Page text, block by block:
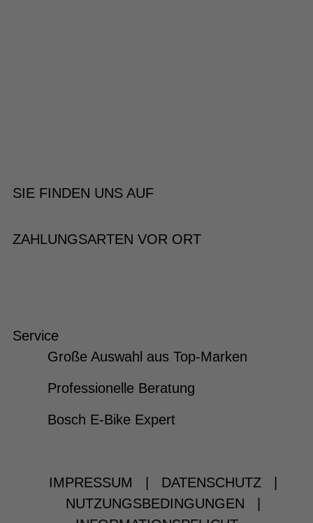
SIE FINDEN UNS AUF
ZAHLUNGSARTEN VOR ORT
Service
Große Auswahl aus Top-Marken
Professionelle Beratung
Bosch E-Bike Expert
IMPRESSUM DATENSCHUTZ
NUTZUNGSBEDINGUNGEN